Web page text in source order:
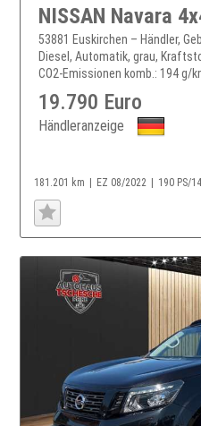
53881 Euskirchen – Händler,
Diesel, Automatik, grau,
CO2-Emissionen komb.: 194 g/
19.790 Euro
Händleranzeige
181.201 km EZ 08/2022 190 PS/